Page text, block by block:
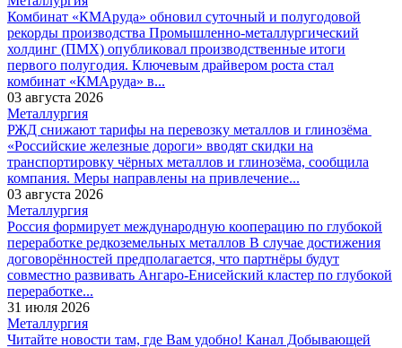
Комбинат «КМАруда» обновил суточный и полугодовой
рекорды производства Промышленно-металлургический
холдинг (ПМХ) опубликовал производственные итоги
первого полугодия. Ключевым драйвером роста стал
комбинат «КМАруда» в...
03 августа 2026
Металлургия
РЖД снижают тарифы на перевозку металлов и глинозёма
«Российские железные дороги» вводят скидки на
транспортировку чёрных металлов и глинозёма, сообщила
компания. Меры направлены на привлечение...
03 августа 2026
Металлургия
Россия формирует международную кооперацию по глубокой
переработке редкоземельных металлов В случае достижения
договорённостей предполагается, что партнёры будут
совместно развивать Ангаро-Енисейский кластер по глубокой
переработке...
31 июля 2026
Металлургия
Читайте новости там, где Вам удобно! Канал Добывающей